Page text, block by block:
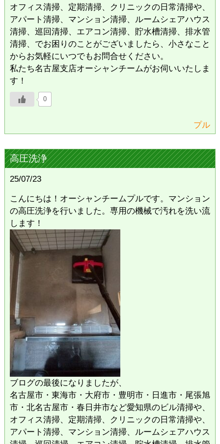
オフィス清掃、定期清掃、クリニックの日常清掃や、
アパート清掃、マンション清掃、ルームシェアハウス
清掃、巡回清掃、エアコン清掃、貯水槽清掃、排水管
清掃、でお困りのことがございましたら、小さなこと
からお気軽にいつでもお問合せください。
私たち名古屋支店オーシャンチームがお伺いいたしま
す！
0
プル
高圧洗浄
25/07/23
こんにちは！オーシャンチームプルです。マンション
の高圧洗浄を行いました。専用の機械で汚れを洗い流
します！
ブログの最後になりましたが、
名古屋市・東海市・大府市・豊明市・日進市・尾張旭
市・北名古屋市・春日井市など愛知県のビル清掃や、
オフィス清掃、定期清掃、クリニックの日常清掃や、
アパート清掃、マンション清掃、ルームシェアハウス